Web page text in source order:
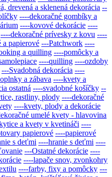
drevená a sklenená dekorácia --
----dekoračné gombíky a
----kovové dekorácie ----
----dekoračné prívesky z kovu ----
a papierové ---Patchwork ----
a quilling ----pomôcky a
----quilling ----ozdoby
---Svadobná dekorácia ----
a zábava ----kvety a
ostatná ----svadobné košíčky --
rastliny, plody ----dekoračné
----kvety, plody a dekorácie
umelé kvety - hlavovina
a kvety v kvetináči ----
papierové ----papierové
s deťmi ----hranie s deťmi ----
---Ostatné dekorácie ----
----lapače snov, zvonkohry
----farby, fixy a pomôcky ---